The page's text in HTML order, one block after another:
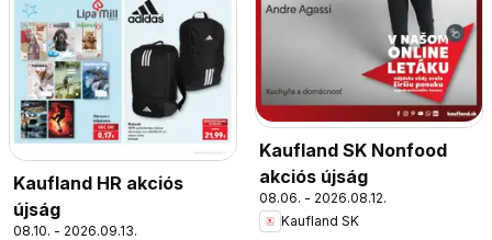
Kaufland HR akciós
újság
08.10. - 2026.09.13.
Kaufland SK Nonfood
akciós újság
08.06. - 2026.08.12.
Kaufland SK